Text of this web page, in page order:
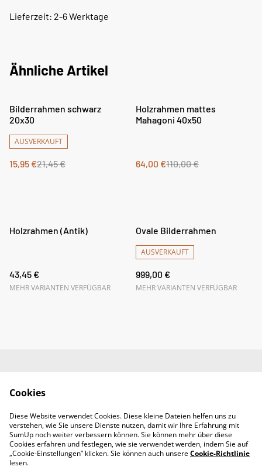
Lieferzeit: 2-6 Werktage
Ähnliche Artikel
%
Bilderrahmen schwarz
20x30
AUSVERKAUFT
15,95 €21,45 €
%
Holzrahmen mattes
Mahagoni 40x50
64,00 €110,00 €
Holzrahmen (Antik)
43,45 €
MEHR VARIANTEN VERFÜGBAR
Ovale Bilderrahmen
AUSVERKAUFT
999,00 €
MEHR VARIANTEN VERFÜGBAR
Retoure
Kontakt
Cookies
Diese Website verwendet Cookies. Diese kleine Dateien helfen uns zu
verstehen, wie Sie unsere Dienste nutzen, damit wir Ihre Erfahrung mit
SumUp noch weiter verbessern können. Sie können mehr über diese
Cookies erfahren und festlegen, wie sie verwendet werden, indem Sie auf
„Cookie-Einstellungen” klicken. Sie können auch unsereCookie-Richtlinie
lesen.